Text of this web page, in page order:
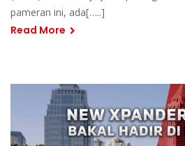
pameran ini, ada[…..]
Read More